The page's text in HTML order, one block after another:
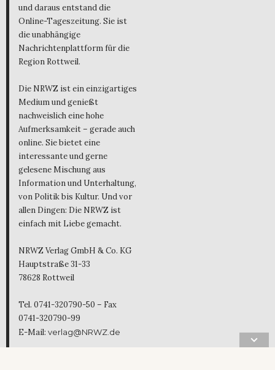
und daraus entstand die
Online-Tageszeitung. Sie ist
die unabhängige
Nachrichtenplattform für die
Region Rottweil.
Die NRWZ ist ein einzigartiges
Medium und genießt
nachweislich eine hohe
Aufmerksamkeit – gerade auch
online. Sie bietet eine
interessante und gerne
gelesene Mischung aus
Information und Unterhaltung,
von Politik bis Kultur. Und vor
allen Dingen: Die NRWZ ist
einfach mit Liebe gemacht.
NRWZ Verlag GmbH & Co. KG
Hauptstraße 31-33
78628 Rottweil
Tel. 0741-320790-50 – Fax
0741-320790-99
E-Mail: verlag@NRWZ.de